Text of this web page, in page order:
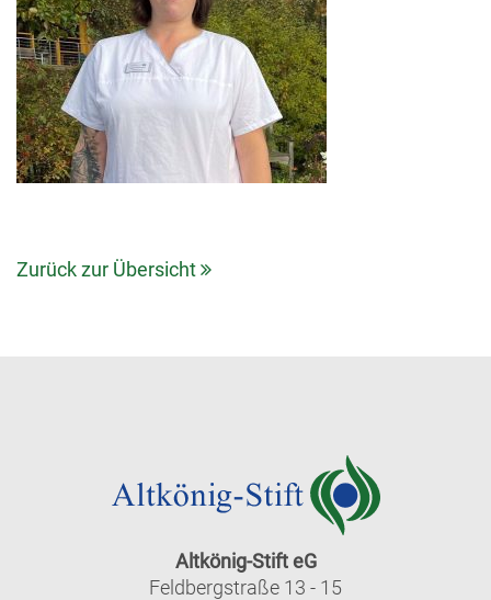
Zurück zur Übersicht
Altkönig-Stift eG
Feldbergstraße 13 - 15